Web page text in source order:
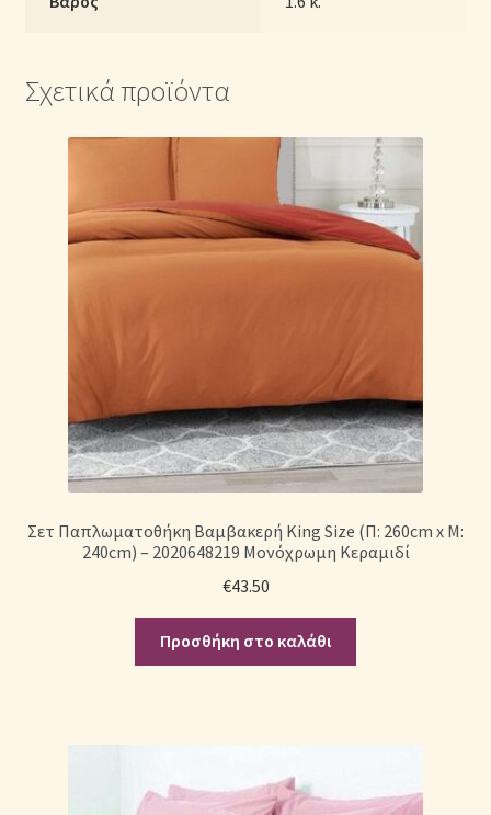
Σχετικά προϊόντα
Σετ Παπλωματοθήκη Βαμβακερή King Size (Π: 260cm x Μ:
240cm) – 2020648219 Μονόχρωμη Κεραμιδί
€43.50
Προσθήκη στο καλάθι